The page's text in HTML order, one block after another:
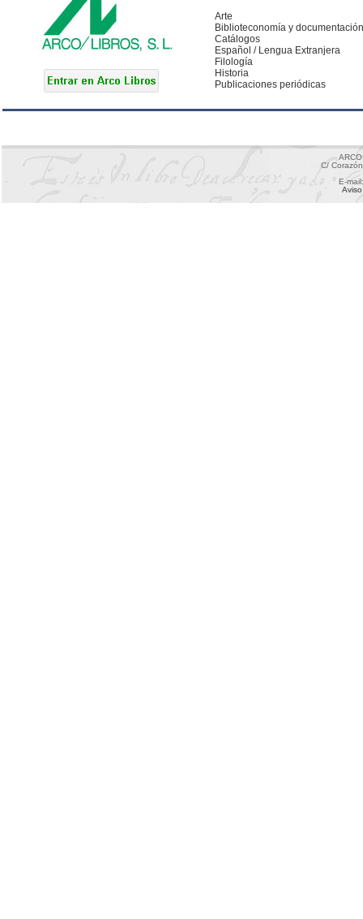
Arte
Biblioteconomía y documentación
Catálogos
Español / Lengua Extranjera
Filología
Historia
Publicaciones periódicas
C/
E-